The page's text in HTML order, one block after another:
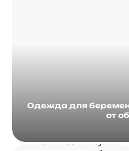
Одежда для
от